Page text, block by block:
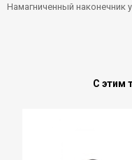
Намагниченный наконечник
С этим